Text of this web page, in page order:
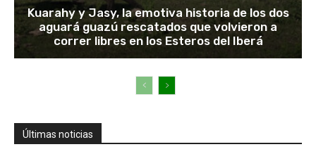
Kuarahy y Jasy, la emotiva historia de los dos
aguará guazú rescatados que volvieron a
correr libres en los Esteros del Iberá
Últimas noticias